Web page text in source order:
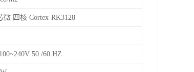
微 四核 Cortex-RK3128
50 /60 HZ